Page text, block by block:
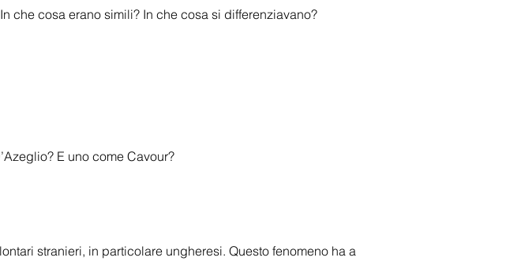
che cosa erano simili? In che cosa si differenziavano?
E uno come Cavour?
stranieri, in particolare ungheresi. Questo fenomeno ha a